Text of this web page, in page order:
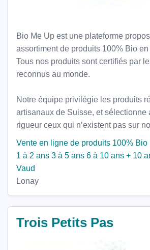
Bio Me Up est une plateforme
assortiment de produits 100% Bio
Tous nos produits sont certifiés par
reconnus au monde.
Notre équipe privilégie les produits
artisanaux de Suisse, et sélectionne
rigueur ceux qui n’existent pas sur
Vente en ligne de produits 100% Bio
1 à 2 ans 3 à 5 ans 6 à 10 ans + 10
Vaud
Lonay
Trois Petits Pas